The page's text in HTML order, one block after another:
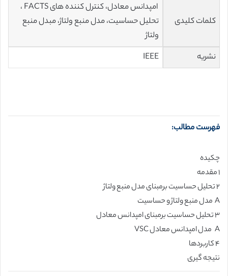
کلمات کلیدی
امپدانس معادل، کنترل کننده های FACTS ،
تحلیل حساسیت، مدل منبع ولتاژ، مبدل منبع
ولتاژ
نشریه
IEEE
فهرست مطالب:
چکیده
۱ مقدمه
۲ تحلیل حساسیت برمبنای مدل منبع ولتاژ
A مدل منبع ولتاژ و حساسیت
۳ تحلیل حساسیت برمبنای امپدانس معادل
A مدل امپدانس معادل VSC
۴ کاربردها
نتیجه گیری